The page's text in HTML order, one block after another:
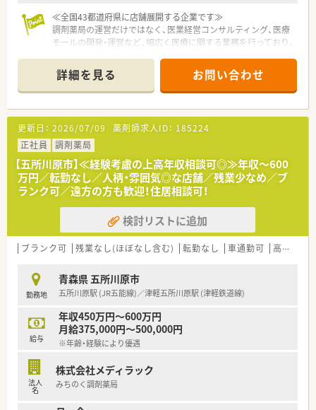
≪全国43都道府県に店舗展開する企業です≫
調剤薬局の運営だけではなく、医業経営コンサルティング、医療
モールの開発・運営など、幅広く医療に関する業務を行っており、
≪休暇制度やライフイベントへの支援も充実≫
結婚・育児・介護など様々なライフイベントと仕事が両立できる
よう、結婚休暇や配偶者出産休暇、連続休暇やボランティア休暇
も完備。
≪店舗について≫
現在薬剤師5名が在籍。小児科クリニックからの処方箋を多く応
需しています。五所川原駅より徒歩7分とお車は勿論、公共交通
機関でも通いやすい立地です。
詳細を見る お問い合わせ
更新日： 2026/07/09 薬剤師求人ID： 185224
正社員
調剤薬局
【五所川原市】≪経験考慮の上高年収相談可◎≫年収～600
万円／転勤なし／人柄・雰囲気◎な店舗／残業少なめ／ブ
ランク可／遠方の方も歓迎！住居相談可！
検討リストに追加
ブランク可 残業なし(ほぼなし含む) 転勤なし 車通勤可 高給与(600万円以上)
勤務地
青森県 五所川原市
五所川原駅 (JR五能線)／津軽五所川原駅 (津軽鉄道線)
給与
年収450万円～600万円
月給375,000円～500,000円
※年齢・経験により優遇
法人
名
株式会社メディラック
みちのく調剤薬局